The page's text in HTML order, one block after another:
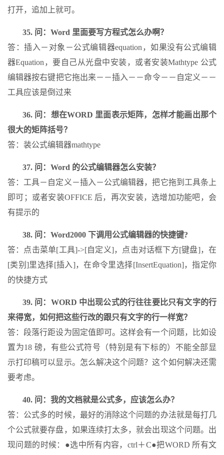
打开，追加上就可。
35. 问：Word 里面要写方程式怎么办啊？
答：插入－对象－公式编辑器equation，如果没有公式编辑
器Equation，要自己从光盘中安装，或者安装Mathtype 公式
编辑器按右键把它拖出来－－插入－－命令－－自定义－－
工具应该是倒过来
36. 问：想在WORD 里面表示矩阵，怎样才能画出那个
很大的矩阵括号？
答：装公式编辑器mathtype
37. 问：Word 的公式编辑器怎么安装？
答：工具－自定义－插入－公式编辑器，把它拖到工具条上
即可；或者安装OFFICE 后，再次安装，选增加功能吧，会
有提示的
38. 问：Word2000 下调用公式编辑器的快捷键?
答：点击菜单[工具]->[自定义]，点击对话框下方[键盘]，在
[类别]里选择[插入]，在命令里选择[InsertEquation]，指定你
的快捷方式
39. 问：WORD 中出现公式的行往往要比只有文字的行
来得宽，如何把这些行改的跟只有文字的行一样宽？
答：段落行距设为固定值即可。这样会有一个问题，比如设
置为18 磅，有些公式符号（特别是有下标的）不能全部显
示打印稿可以显示。怎么解决这个问题？这个如何解决还需
要考虑。
40. 问：我的文档就是公式多，应该怎么办？
答：公式多的时候，最好的消除这个问题的办法就是每打几
个公式就要存盘，如果连续打太多，就会出现这个问题。出
现问题的时候：●选中所有内容，ctrl＋C●把WORD 所有文